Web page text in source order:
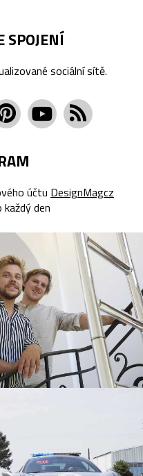
SPOJENÍ
sociální sítě.
účtu DesignMagcz
den